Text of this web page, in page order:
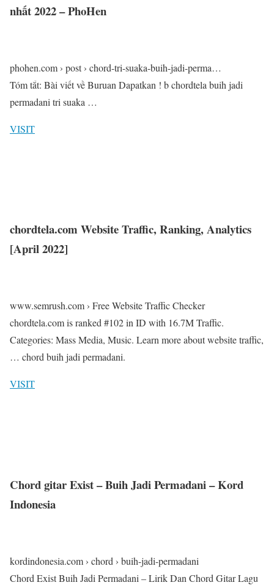
nhất 2022 – PhoHen
phohen.com › post › chord-tri-suaka-buih-jadi-perma…
Tóm tắt: Bài viết về Buruan Dapatkan ! b chordtela buih jadi
permadani tri suaka …
VISIT
chordtela.com Website Traffic, Ranking, Analytics
[April 2022]
www.semrush.com › Free Website Traffic Checker
chordtela.com is ranked #102 in ID with 16.7M Traffic.
Categories: Mass Media, Music. Learn more about website traffic,
… chord buih jadi permadani.
VISIT
Chord gitar Exist – Buih Jadi Permadani – Kord
Indonesia
kordindonesia.com › chord › buih-jadi-permadani
Chord Exist Buih Jadi Permadani – Lirik Dan Chord Gitar Lagu